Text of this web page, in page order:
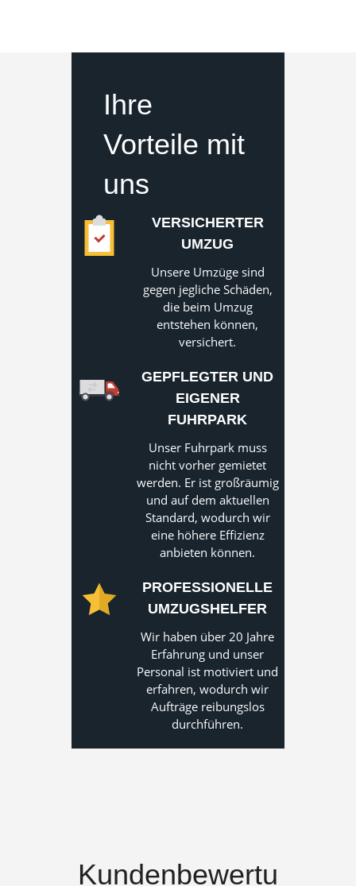
Ihre
Vorteile mit
uns
VERSICHERTER
UMZUG
Unsere Umzüge sind
gegen jegliche Schäden,
die beim Umzug
entstehen können,
versichert.
GEPFLEGTER UND
EIGENER
FUHRPARK
Unser Fuhrpark muss
nicht vorher gemietet
werden. Er ist großräumig
und auf dem aktuellen
Standard, wodurch wir
eine höhere Effizienz
anbieten können.
PROFESSIONELLE
UMZUGSHELFER
Wir haben über 20 Jahre
Erfahrung und unser
Personal ist motiviert und
erfahren, wodurch wir
Aufträge reibungslos
durchführen.
Kundenbewertu